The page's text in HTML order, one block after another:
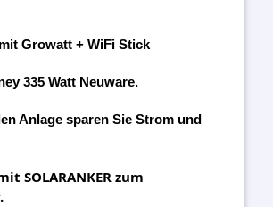
Growatt + WiFi Stick
335 Watt Neuware.
Anlage sparen Sie Strom und
SOLARANKER zum